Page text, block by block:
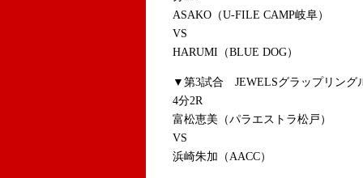
ASAKO（U-FILE CAMP岐阜）
VS
HARUMI（BLUE DOG）
▼第3試合 JEWELSグラップリン
4分2R
富松恵美（パラエストラ松戸）
VS
浜崎朱加（AACC）